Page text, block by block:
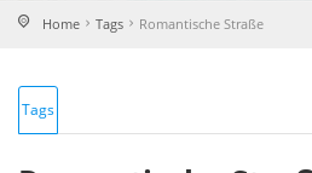
Home Tags Romantische Straße
Tags